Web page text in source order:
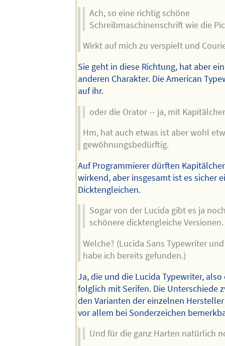
Ach, so eine richtig schöne
Schreibmaschinenschrift wie die
Wirkt auf mich zu verspielt und
Sie geht in diese Richtung, hat aber
anderen Charakter. Die American
auf ihr.
oder die Orator -- ja, mit
Hm, hat auch etwas ist aber wohl
gewöhnungsbedürftig.
Auf Programmierer dürften
wirkend, aber insgesamt ist es sicher
Dicktengleichen.
Sogar von der Lucida gibt es ja
schönere dicktengleiche Versionen.
Welche? (Lucida Sans Typewriter
habe ich bereits gefunden.)
Ja, die und die Lucida Typewriter,
folglich mit Serifen. Die Unterschiede
den Varianten der einzelnen
vor allem bei Sonderzeichen
Und für die ganz Harten natürlich